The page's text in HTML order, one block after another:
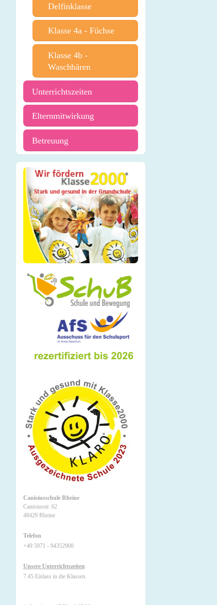
Delfinklasse
Klasse 4a - Füchse
Klasse 4b -
Waschbären
Unterrichtszeiten
Elternmitwirkung
Betreuung
Canisiusschule Rheine
Canisiusstr. 62
48429 Rheine
Telefon
+49 5971 - 94352900
Unsere Unterrichtszeiten:
7.45 Einlass in die Klassen